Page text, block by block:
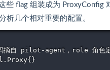
些 flag 组装成为 ProxyConfig
析几个相对重要的配置。
摘自 pilot-agent，role 角色